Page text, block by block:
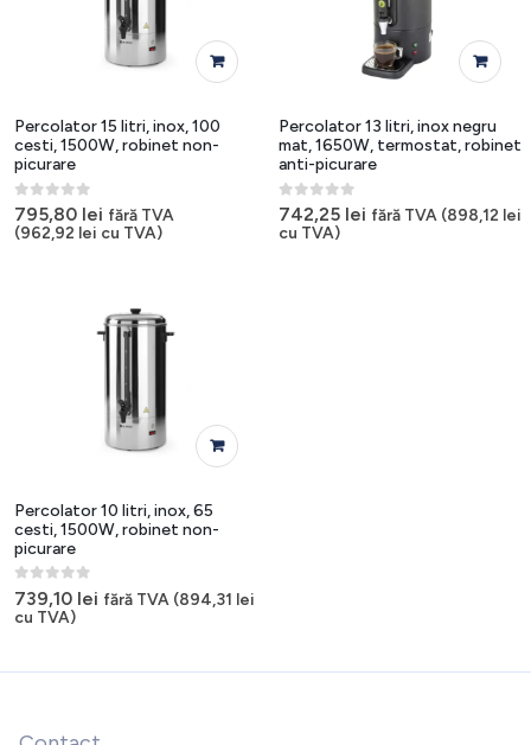
Percolator 15 litri, inox, 100
cesti, 1500W, robinet non-
picurare
0out of 5
795,80 lei fără TVA
(962,92 lei cu TVA)
Percolator 13 litri, inox negru
mat, 1650W, termostat, robinet
anti-picurare
0out of 5
742,25 lei fără TVA (898,12 lei
cu TVA)
Percolator 10 litri, inox, 65
cesti, 1500W, robinet non-
picurare
0out of 5
739,10 lei fără TVA (894,31 lei
cu TVA)